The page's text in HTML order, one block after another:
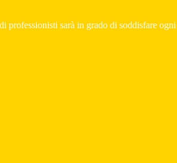
professionisti sarà in grado di soddisfare